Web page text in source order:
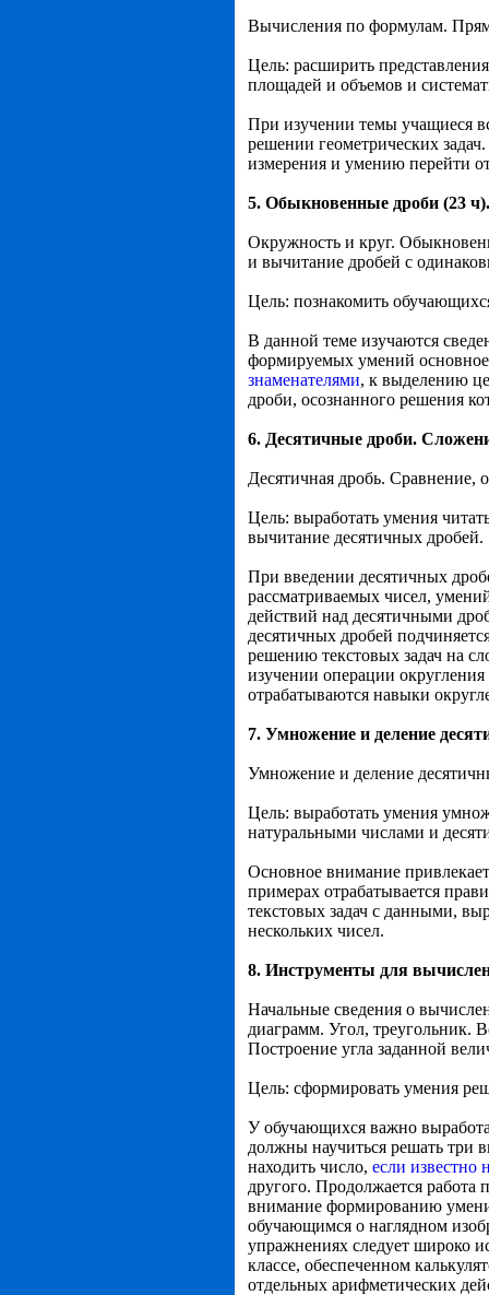
Вычисления по формулам.
Цель: расширить
площадей и объемов и
При изучении темы учащиеся
решении геометрических
измерения и умению перейти
5. Обыкновенные дроби (23 ч).
Окружность и круг.
и вычитание дробей с
Цель: познакомить
В данной теме изучаются
формируемых умений
знаменателями, к выделению
дроби, осознанного решения
6. Десятичные дроби.
Десятичная дробь. Сравнение,
Цель: выработать умения
вычитание десятичных дробей.
При введении десятичных
рассматриваемых чисел,
действий над десятичными
десятичных дробей
решению текстовых задач на
изучении операции
отрабатываются навыки
7. Умножение и деление
Умножение и деление
Цель: выработать умения
натуральными числами и
Основное внимание
примерах отрабатывается
текстовых задач с данными,
нескольких чисел.
8. Инструменты для
Начальные сведения о
диаграмм. Угол, треугольник.
Построение угла заданной
Цель: сформировать умения
У обучающихся важно
должны научиться решать три
находить число, если известно
другого. Продолжается
внимание формированию
обучающимся о наглядном
упражнениях следует широко
классе, обеспеченном
отдельных арифметических